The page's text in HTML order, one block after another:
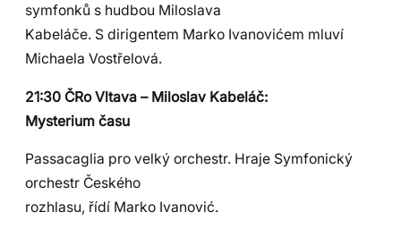
symfonků s hudbou Miloslava
Kabeláče. S dirigentem Marko Ivanovićem mluví
Michaela Vostřelová.
21:30 ČRo Vltava – Miloslav Kabeláč:
Mysterium času
Passacaglia pro velký orchestr. Hraje Symfonický
orchestr Českého
rozhlasu, řídí Marko Ivanović.